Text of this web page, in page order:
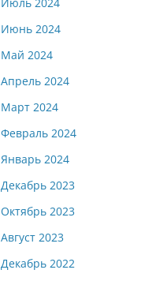
Июнь 2024
Май 2024
Апрель 2024
Март 2024
Февраль 2024
Январь 2024
Декабрь 2023
Октябрь 2023
Август 2023
Декабрь 2022